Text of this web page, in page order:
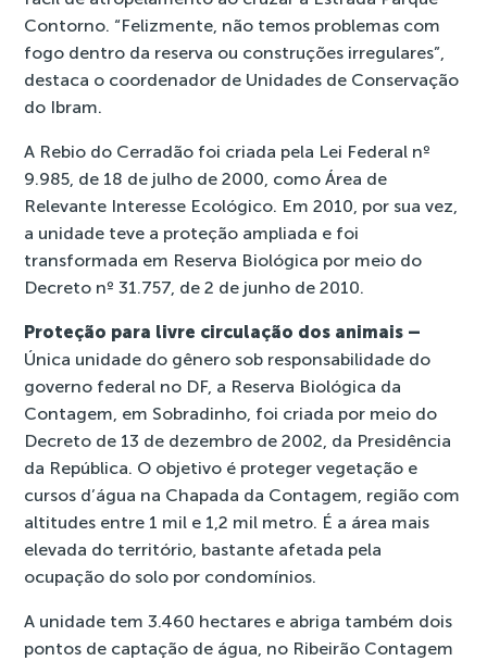
Contorno. “Felizmente, não temos problemas com
fogo dentro da reserva ou construções irregulares”,
destaca o coordenador de Unidades de Conservação
do Ibram.
A Rebio do Cerradão foi criada pela Lei Federal nº
9.985, de 18 de julho de 2000, como Área de
Relevante Interesse Ecológico. Em 2010, por sua vez,
a unidade teve a proteção ampliada e foi
transformada em Reserva Biológica por meio do
Decreto nº 31.757, de 2 de junho de 2010.
Proteção para livre circulação dos animais –
Única unidade do gênero sob responsabilidade do
governo federal no DF, a Reserva Biológica da
Contagem, em Sobradinho, foi criada por meio do
Decreto de 13 de dezembro de 2002, da Presidência
da República. O objetivo é proteger vegetação e
cursos d’água na Chapada da Contagem, região com
altitudes entre 1 mil e 1,2 mil metro. É a área mais
elevada do território, bastante afetada pela
ocupação do solo por condomínios.
A unidade tem 3.460 hectares e abriga também dois
pontos de captação de água, no Ribeirão Contagem